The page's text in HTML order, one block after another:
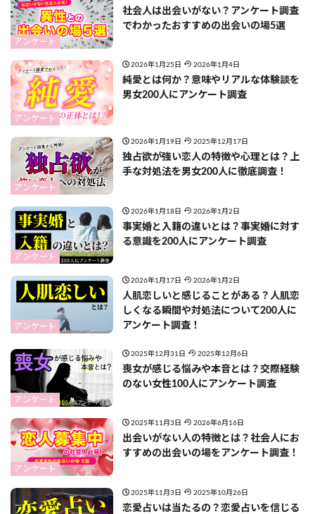
アンケート
社会人は出会いがない？アンケート調査
でわかったおすすめの出会いの場5選
アンケート
2026年1月25日 2026年1月4日
純愛とは何か？意味やリアルな体験談を
男女200人にアンケート調査
アンケート
2026年1月19日 2025年12月17日
独占欲が強い恋人の特徴や心理とは？上
手な対処法を男女200人に徹底調査！
アンケート
2026年1月18日 2026年1月2日
事実婚と入籍の違いとは？事実婚に対す
る意識を200人にアンケート調査
アンケート
2026年1月17日 2026年1月2日
人肌恋しいと感じることがある？人肌恋
しくなる瞬間や対処法について200人に
アンケート調査！
アンケート
2025年12月31日 2025年12月6日
喪女が感じる悩みや本音とは？交際経験
のない女性100人にアンケート調査
アンケート
2025年11月3日 2026年6月16日
出会いがない人の特徴とは？社会人にお
すすめの出会いの場をアンケート調査！
2025年11月3日 2025年10月26日
恋愛占いは当たるの？恋愛占いを信じる